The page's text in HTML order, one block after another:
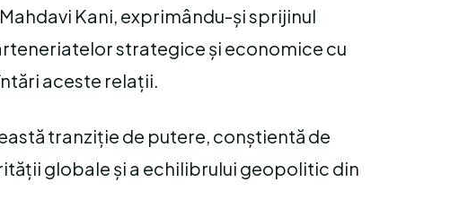
Kani, exprimându-și sprijinul
strategice și economice cu
aceste relații.
tranziție de putere, conștientă de
globale și a echilibrului geopolitic din